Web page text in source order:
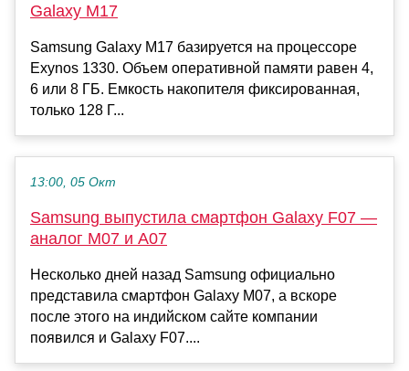
Galaxy M17
Samsung Galaxy M17 базируется на процессоре
Exynos 1330. Объем оперативной памяти равен 4,
6 или 8 ГБ. Емкость накопителя фиксированная,
только 128 Г...
13:00, 05 Окт
Samsung выпустила смартфон Galaxy F07 —
аналог M07 и A07
Несколько дней назад Samsung официально
представила смартфон Galaxy M07, а вскоре
после этого на индийском сайте компании
появился и Galaxy F07....